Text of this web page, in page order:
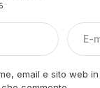
5
email e sito web